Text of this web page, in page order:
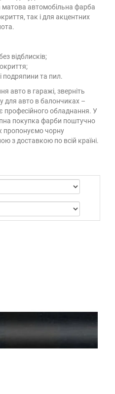
матова автомобільна фарба
так і для акцентних
відблисків;
подряпини та пил.
авто в гаражі, зверніть
для авто в балончиках –
професійного обладнання. У
покупка фарби поштучно
чорну
з доставкою по всій країні.